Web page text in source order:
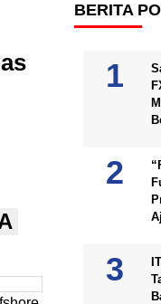
BERITA